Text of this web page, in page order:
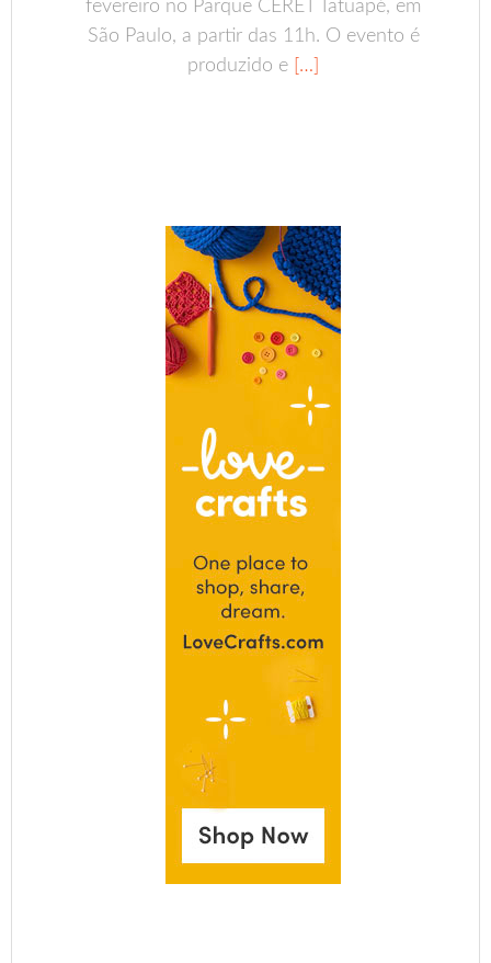
fevereiro no Parque CERET Tatuapé, em
São Paulo, a partir das 11h. O evento é
produzido e […]